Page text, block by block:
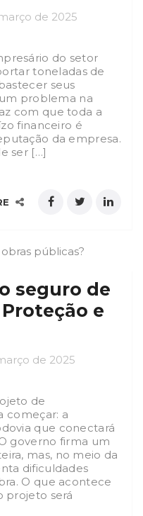
de 2025
do setor
toneladas de
seus
problema na
com que toda a
financeiro é
da empresa.
ser […]
seguro de
e
de 2025
de
começar: a
que conectará
governo firma um
mas, no meio da
dificuldades
O que acontece
projeto será